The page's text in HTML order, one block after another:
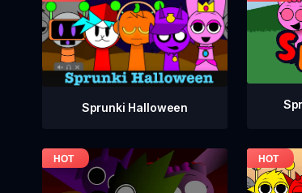
Sprunki Halloween